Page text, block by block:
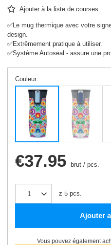
Ajouter à la liste de courses
✅Le mug thermique avec votre
design.
✅Extrêmement pratique à utiliser.
✅Système Autoseal - assure une
Couleur
€37.95 brut / pcs.
z 5 pcs.
Ajouter
Vous pouvez également